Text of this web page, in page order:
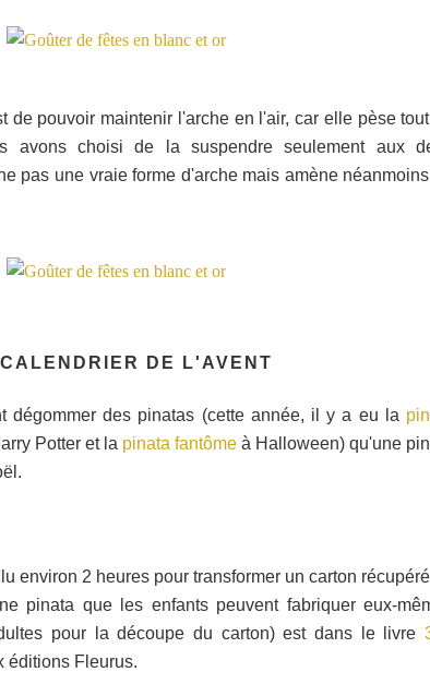
de pouvoir maintenir l'arche en l'air, car elle pèse
avons choisi de la suspendre seulement aux
pas une vraie forme d'arche mais amène
DE L'AVENT
dégommer des pinatas (cette année, il y a eu la
Potter et la pinata fantôme à Halloween) qu'une
environ 2 heures pour transformer un carton
pinata que les enfants peuvent fabriquer eux-
pour la découpe du carton) est dans le livre
éditions Fleurus.